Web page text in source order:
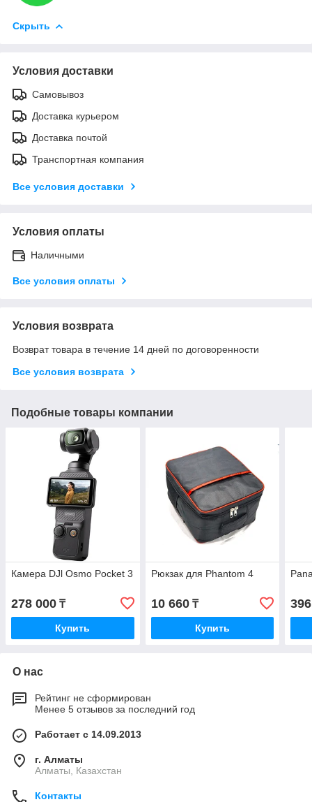
Скрыть
Условия доставки
Самовывоз
Доставка курьером
Доставка почтой
Транспортная компания
Все условия доставки
Условия оплаты
Наличными
Все условия оплаты
Условия возврата
Возврат товара в течение 14 дней по договоренности
Все условия возврата
Подобные товары компании
Камера DJl Osmo Pocket 3
278 000 ₸
Купить
Рюкзак для Phantom 4
10 660₸
Купить
О нас
Рейтинг не сформирован
Менее 5 отзывов за последний год
Работает с 14.09.2013
г. Алматы
Алматы, Казахстан
Контакты